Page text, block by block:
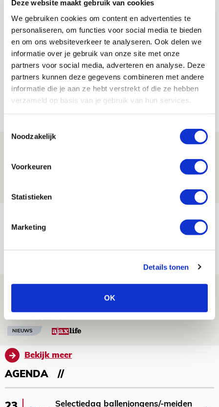
Deze website maakt gebruik van cookies
We gebruiken cookies om content en advertenties te
personaliseren, om functies voor social media te bieden
en om ons websiteverkeer te analyseren. Ook delen we
informatie over je gebruik van onze site met onze
partners voor social media, adverteren en analyse. Deze
partners kunnen deze gegevens combineren met andere
informatie die je aan ze hebt verstrekt of die ze hebben
verzameld op basis van je gebruik van hun services.
Noodzakelijk
Voorkeuren
Statistieken
Marketing
Details tonen
OK
De Redactie
Bekijk alle berichten van De Redactie
Drie dingen die je moet weten over PEC
Zwolle - Ajax
Míchels elf: met welke formatie begin
jij aan nieuw eredivisieseizoen?
maakt Abdalla ‘geen reet’ uit
08 AUGUSTUS 2026 - 10:04
NIEUWS
Bekijk meer
AGENDA
Selectiedag ballenjongens/-meiden